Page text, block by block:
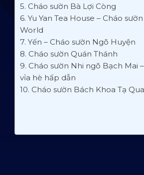
5. Cháo sườn Bà Lợi Còng
6. Yu Yan Tea House – Cháo
World
7. Yến – Cháo sườn Ngõ Huyện
8. Cháo sườn Quán Thánh
9. Cháo sườn Nhi ngõ Bạch Mai
vỉa hè hấp dẫn
10. Cháo sườn Bách Khoa Tạ